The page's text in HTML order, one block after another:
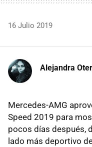
16 Julio 2019
Alejandra
Mercedes-AMG
Speed 2019 para
pocos días después,
lado más deportivo